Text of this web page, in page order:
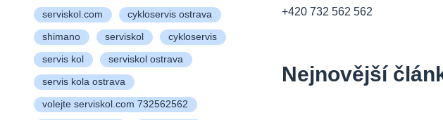
serviskol.com cykloservis ostrava
shimano serviskol cykloservis
servis kol serviskol ostrava
servis kola ostrava
volejte serviskol.com 732562562
+420 732 562 562
Nejnovější